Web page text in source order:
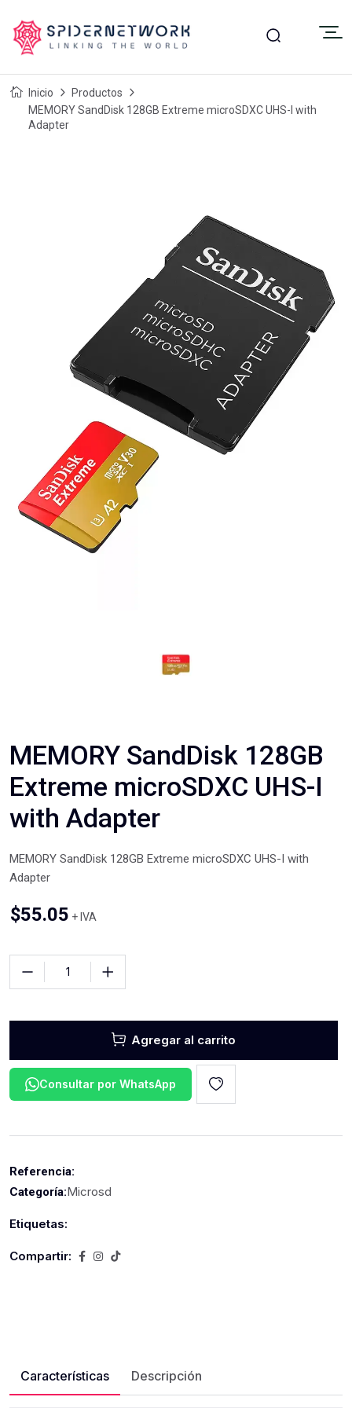
Inicio
Productos
MEMORY SandDisk 128GB Extreme microSDXC UHS-I with
Adapter
MEMORY SandDisk 128GB
Extreme microSDXC UHS-I
with Adapter
MEMORY SandDisk 128GB Extreme microSDXC UHS-I with
Adapter
$55.05 + IVA
Agregar al carrito
Consultar por WhatsApp
Referencia:
Categoría:Microsd
Etiquetas:
Compartir:
Características Descripción